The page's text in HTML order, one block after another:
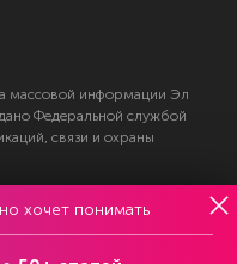
массовой информации Эл
Федеральной службой
связи и охраны
Эксперт»
хочет понимать